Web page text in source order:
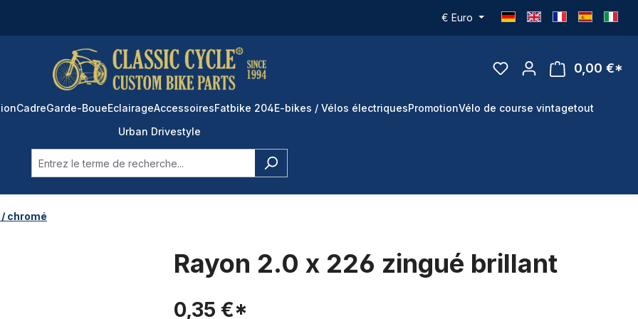
€ Euro
0,00 €*
CadreGarde-BoueEclairageAccessoiresFatbike 204E-bikes / Vélos électriquesPromotionVélo de course vintagetout
Urban Drivestyle
/ chromé
Rayon 2.0 x 226 zingué brillant
0,35 €*